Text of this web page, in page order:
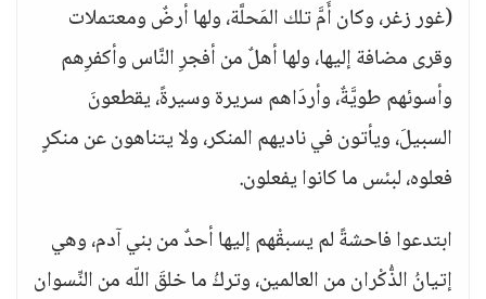
(غور زغر، وكان أَمَّ تلك المَحلَّة، ولها أرضٌ ومعتملات
وقرى مضافة إليها، ولها أهلٌ من أفجرِ النَّاس وأكفرِهم
وأسوئهم طويَّةٌ، وأردَاهم سريرة وسيرةً، يقطعونَ
السبيلَ، ويأتون في ناديهم المنكر، ولا يتناهون عن منكرٍ
فعلوه، لبئس ما كانوا يفعلون.
ابتدعوا فاحشةً لم يسبقْهم إليها أحدٌ من بني آدم، وهي
إتيانُ الذُّكْران من العالمين، وتركُ ما خلقَ اللّه من النِّسوان